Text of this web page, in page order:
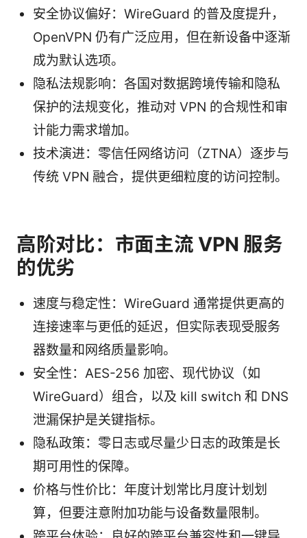
安全协议偏好：WireGuard 的普及度提升，
OpenVPN 仍有广泛应用，但在新设备中逐渐
成为默认选项。
隐私法规影响：各国对数据跨境传输和隐私
保护的法规变化，推动对 VPN 的合规性和审
计能力需求增加。
技术演进：零信任网络访问（ZTNA）逐步与
传统 VPN 融合，提供更细粒度的访问控制。
高阶对比：市面主流 VPN 服务
的优劣
速度与稳定性：WireGuard 通常提供更高的
连接速率与更低的延迟，但实际表现受服务
器数量和网络质量影响。
安全性：AES-256 加密、现代协议（如
WireGuard）组合，以及 kill switch 和 DNS
泄漏保护是关键指标。
隐私政策：零日志或尽量少日志的政策是长
期可用性的保障。
价格与性价比：年度计划常比月度计划划
算，但要注意附加功能与设备数量限制。